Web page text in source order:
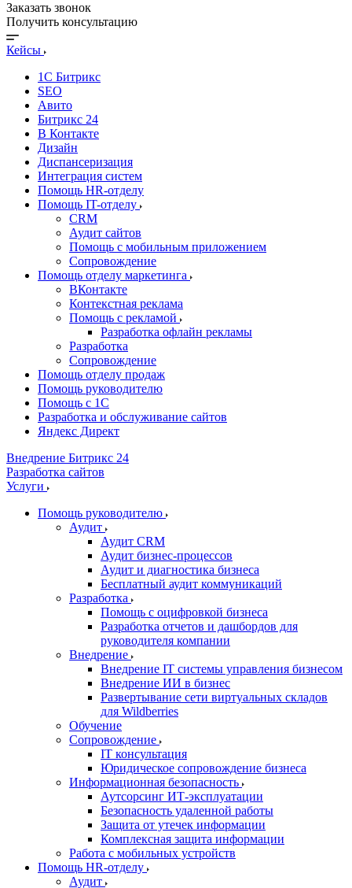
Заказать звонок
Получить консультацию
Кейсы
1С Битрикс
SEO
Авито
Битрикс 24
В Контакте
Дизайн
Диспансеризация
Интеграция систем
Помощь HR-отделу
Помощь IT-отделу
CRM
Аудит сайтов
Помощь с мобильным приложением
Сопровождение
Помощь отделу маркетинга
ВКонтакте
Контекстная реклама
Помощь с рекламой
Разработка офлайн рекламы
Разработка
Сопровождение
Помощь отделу продаж
Помощь руководителю
Помощь с 1С
Разработка и обслуживание сайтов
Яндекс Директ
Внедрение Битрикс 24
Разработка сайтов
Услуги
Помощь руководителю
Аудит
Аудит CRM
Аудит бизнес-процессов
Аудит и диагностика бизнеса
Бесплатный аудит коммуникаций
Разработка
Помощь с оцифровкой бизнеса
Разработка отчетов и дашбордов для
руководителя компании
Внедрение
Внедрение IT системы управления бизнесом
Внедрение ИИ в бизнес
Развертывание сети виртуальных складов
для Wildberries
Обучение
Сопровождение
IT консультация
Юридическое сопровождение бизнеса
Информационная безопасность
Аутсорсинг ИТ-эксплуатации
Безопасность удаленной работы
Защита от утечек информации
Комплексная защита информации
Работа с мобильных устройств
Помощь HR-отделу
Аудит